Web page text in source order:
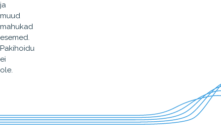
ja
muud
mahukad
esemed.
Pakihoidu
ei
ole.